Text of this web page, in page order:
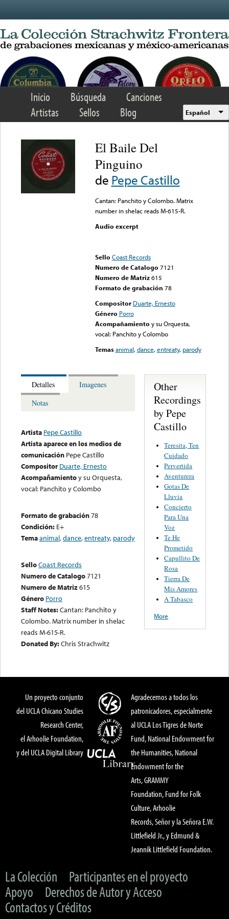
Inicio Búsqueda
Canciones
Artistas
Sellos Blog Español
El Baile Del
Pinguino
de Pepe Castillo
Cantan: Panchito y Colombo. Matrix
number in shelac reads M-615-R.
Audio excerpt
Sello Coast Records
Numero de Catalogo 7121
Numero de Matriz 615
Formato de grabación 78
Compositor Duarte, Ernesto
Género Porro
Acompañamiento y su Orquesta,
vocal: Panchito y Colombo
Temas animal,dance,entreaty, parody
Detalles
Imagenes
Notas
Artista Pepe Castillo
Artista aparece en los medios de
comunicación Pepe Castillo
Compositor Duarte, Ernesto
Acompañamientoy su Orquesta,
vocal: Panchito y Colombo
Formato de grabación78
Condición: E+
Temaanimal,dance,entreaty, parody
SelloCoast Records
Numero de Catalogo7121
Numero de Matriz615
Género Porro
Staff Notes:Cantan: Panchito y
Colombo. Matrix number in shelac
reads M-615-R.
Donated By:Chris Strachwitz
Other
Recordings
by Pepe
Castillo
Teresita, Ten
Cuidado
Pervertida
Aventurera
Gotas De
Lluvia
Concierto
Para Una
Voz
Te He
Prometido
Capullito De
Rosa
Tierra De
Mis Amores
A Tabasco
More
Un proyecto conjunto
del UCLA Chicano Studies
Research Center,
el Arhoolie Foundation,
y del UCLA Digital Library
Agradecemos a todos los
patronicadores, especialmente
al UCLA Los Tigres de Norte
Fund, National Endowment for
the Humanities, National
Endowment for the
Arts, GRAMMY
Foundation, Fund for Folk
Culture, Arhoolie
Records, Señor y la Señora E.W.
Littlefield Jr., y Edmund &
Jeannik Littlefield Foundation.
La Colección
Participantes en el proyecto
Apoyo
Derechos de Autor y Acceso
Contactos y Créditos